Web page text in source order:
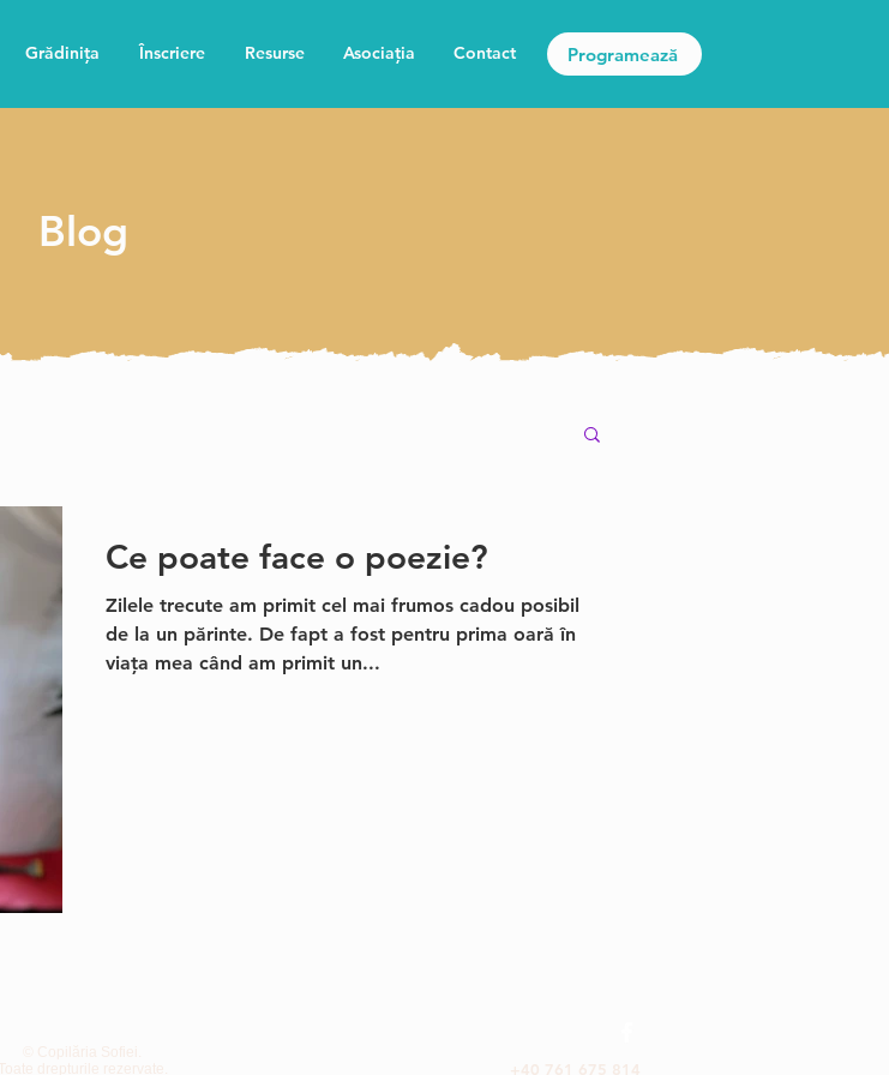
Grădinița Înscriere Resurse Asociația Contact Programează
Blog
Ce poate face o poezie?
Zilele trecute am primit cel mai frumos cadou posibil
de la un părinte. De fapt a fost pentru prima oară în
viața mea când am primit un...
© Copilăria Sofiei.
Toate drepturile rezervate.
+40 761 675 814